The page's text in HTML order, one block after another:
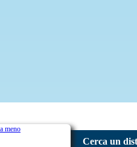
Cerca un